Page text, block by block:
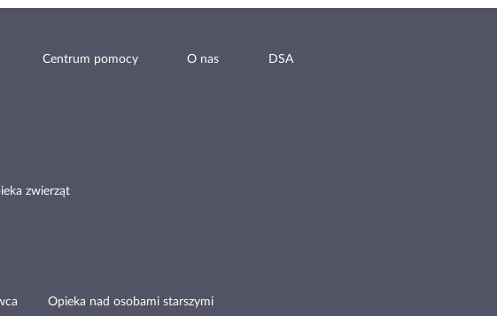
Centrum pomocy O nas DSA
zwierząt
Opieka nad osobami starszymi